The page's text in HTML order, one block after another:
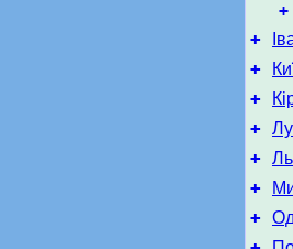
+
+
+
+
+
+
+
+